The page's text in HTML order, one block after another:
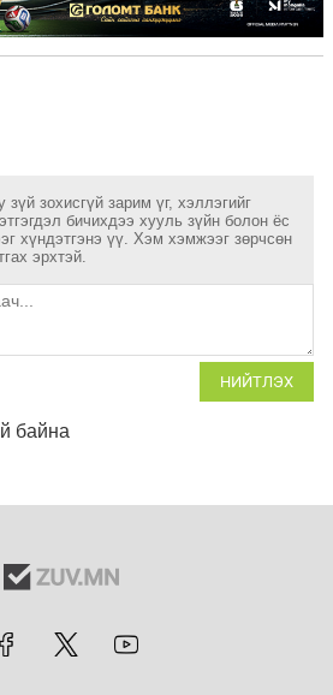
зохисгүй зарим үг, хэллэгийг
бичихдээ хууль зүйн болон ёс
хүндэтгэнэ үү. Хэм хэмжээг зөрчсөн
эрхтэй.
НИЙТЛЭХ
байна